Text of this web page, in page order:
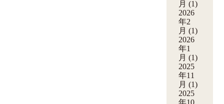
月 (1)
2026
年2
月 (1)
2026
年1
月 (1)
2025
年11
月 (1)
2025
年10